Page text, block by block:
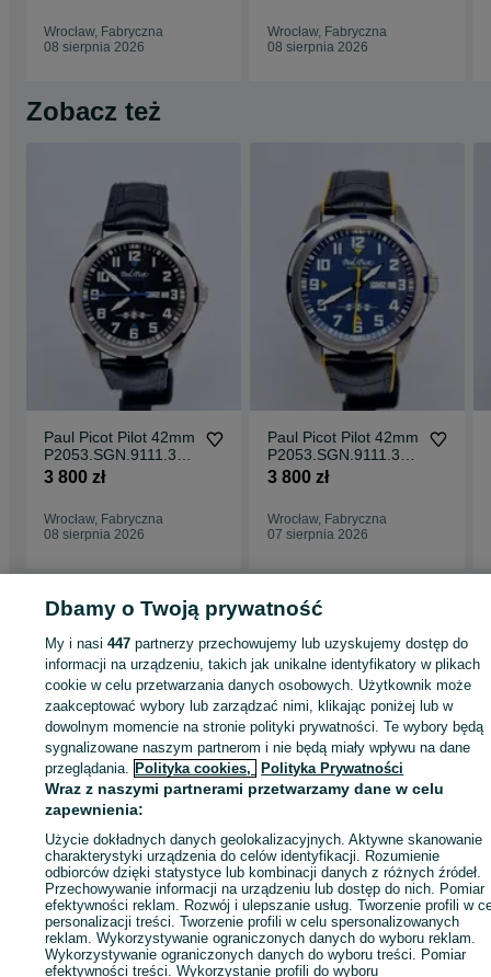
Wrocław, Fabryczna
08 sierpnia 2026
Wrocław, Fabryczna
08 sierpnia 2026
Zobacz też
Paul Picot Pilot 42mm
P2053.SGN.9111.331
4-B
3 800 zł
Wrocław, Fabryczna
08 sierpnia 2026
Paul Picot Pilot 42mm
P2053.SGN.9111.331
4-B
3 800 zł
Wrocław, Fabryczna
07 sierpnia 2026
Strona główna Moda Zegarki Zegarki męskie
Zegarki męskie -
Dolnośląskie
Zegarki męskie - Wrocław Zegarki męskie - Fabryczna
KATEGORIA
ID:882243718 Wyświetlenia:
Zadzwoń / SMS Wyślij wiadomość
Dbamy o Twoją prywatność
My i nasi447 partnerzy przechowujemy lub uzyskujemy dostęp do
informacji na urządzeniu, takich jak unikalne identyfikatory w plikach
cookie w celu przetwarzania danych osobowych. Użytkownik może
zaakceptować wybory lub zarządzać nimi, klikając poniżej lub w
dowolnym momencie na stronie polityki prywatności. Te wybory będą
sygnalizowane naszym partnerom i nie będą miały wpływu na dane
przeglądania. Polityka cookies, Polityka Prywatności
Wraz z naszymi partnerami przetwarzamy dane w celu
zapewnienia:
Użycie dokładnych danych geolokalizacyjnych. Aktywne skanowanie
charakterystyki urządzenia do celów identyfikacji. Rozumienie
odbiorców dzięki statystyce lub kombinacji danych z różnych źródeł.
Przechowywanie informacji na urządzeniu lub dostęp do nich. Pomiar
efektywności reklam. Rozwój i ulepszanie usług. Tworzenie profili w
personalizacji treści. Tworzenie profili w celu spersonalizowanych
reklam. Wykorzystywanie ograniczonych danych do wyboru reklam.
Wykorzystywanie ograniczonych danych do wyboru treści. Pomiar
efektywności treści. Wykorzystanie profili do wyboru